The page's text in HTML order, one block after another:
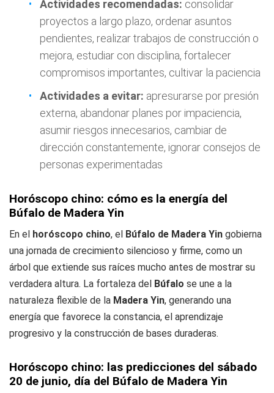
Actividades recomendadas: consolidar
proyectos a largo plazo, ordenar asuntos
pendientes, realizar trabajos de construcción o
mejora, estudiar con disciplina, fortalecer
compromisos importantes, cultivar la paciencia
Actividades a evitar: apresurarse por presión
externa, abandonar planes por impaciencia,
asumir riesgos innecesarios, cambiar de
dirección constantemente, ignorar consejos de
personas experimentadas
Horóscopo chino: cómo es la energía del
Búfalo de Madera Yin
En el horóscopo chino, el Búfalo de Madera Yin gobierna
una jornada de crecimiento silencioso y firme, como un
árbol que extiende sus raíces mucho antes de mostrar su
verdadera altura. La fortaleza del Búfalo se une a la
naturaleza flexible de la Madera Yin, generando una
energía que favorece la constancia, el aprendizaje
progresivo y la construcción de bases duraderas.
Horóscopo chino: las predicciones del sábado
20 de junio, día del Búfalo de Madera Yin